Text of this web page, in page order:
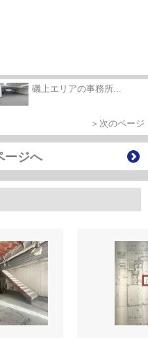
磯上エリアの事務所...
＞次のページ
ージへ